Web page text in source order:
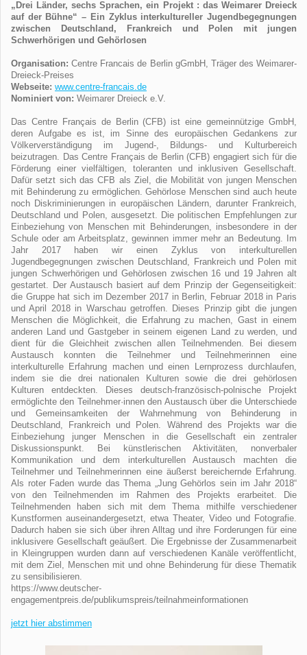
„Drei Länder, sechs Sprachen, ein Projekt : das Weimarer Dreieck
auf der Bühne“ – Ein Zyklus interkultureller Jugendbegegnungen
zwischen Deutschland, Frankreich und Polen mit jungen
Schwerhörigen und Gehörlosen
Organisation: Centre Francais de Berlin gGmbH, Träger des Weimarer-
Dreieck-Preises
Webseite: www.centre-francais.de
Nominiert von: Weimarer Dreieck e.V.
Das Centre Français de Berlin (CFB) ist eine gemeinnützige GmbH,
deren Aufgabe es ist, im Sinne des europäischen Gedankens zur
Völkerverständigung im Jugend-, Bildungs- und Kulturbereich
beizutragen. Das Centre Français de Berlin (CFB) engagiert sich für die
Förderung einer vielfältigen, toleranten und inklusiven Gesellschaft.
Dafür setzt sich das CFB als Ziel, die Mobilität von jungen Menschen
mit Behinderung zu ermöglichen. Gehörlose Menschen sind auch heute
noch Diskriminierungen in europäischen Ländern, darunter Frankreich,
Deutschland und Polen, ausgesetzt. Die politischen Empfehlungen zur
Einbeziehung von Menschen mit Behinderungen, insbesondere in der
Schule oder am Arbeitsplatz, gewinnen immer mehr an Bedeutung. Im
Jahr 2017 haben wir einen Zyklus von interkulturellen
Jugendbegegnungen zwischen Deutschland, Frankreich und Polen mit
jungen Schwerhörigen und Gehörlosen zwischen 16 und 19 Jahren alt
gestartet. Der Austausch basiert auf dem Prinzip der Gegenseitigkeit:
die Gruppe hat sich im Dezember 2017 in Berlin, Februar 2018 in Paris
und April 2018 in Warschau getroffen. Dieses Prinzip gibt die jungen
Menschen die Möglichkeit, die Erfahrung zu machen, Gast in einem
anderen Land und Gastgeber in seinem eigenen Land zu werden, und
dient für die Gleichheit zwischen allen Teilnehmenden. Bei diesem
Austausch konnten die Teilnehmer und Teilnehmerinnen eine
interkulturelle Erfahrung machen und einen Lernprozess durchlaufen,
indem sie die drei nationalen Kulturen sowie die drei gehörlosen
Kulturen entdeckten. Dieses deutsch-französisch-polnische Projekt
ermöglichte den Teilnehmer·innen den Austausch über die Unterschiede
und Gemeinsamkeiten der Wahrnehmung von Behinderung in
Deutschland, Frankreich und Polen. Während des Projekts war die
Einbeziehung junger Menschen in die Gesellschaft ein zentraler
Diskussionspunkt. Bei künstlerischen Aktivitäten, nonverbaler
Kommunikation und dem interkulturellen Austausch machten die
Teilnehmer und Teilnehmerinnen eine äußerst bereichernde Erfahrung.
Als roter Faden wurde das Thema „Jung Gehörlos sein im Jahr 2018“
von den Teilnehmenden im Rahmen des Projekts erarbeitet. Die
Teilnehmenden haben sich mit dem Thema mithilfe verschiedener
Kunstformen auseinandergesetzt, etwa Theater, Video und Fotografie.
Dadurch haben sie sich über ihren Alltag und ihre Forderungen für eine
inklusivere Gesellschaft geäußert. Die Ergebnisse der Zusammenarbeit
in Kleingruppen wurden dann auf verschiedenen Kanäle veröffentlicht,
mit dem Ziel, Menschen mit und ohne Behinderung für diese Thematik
zu sensibilisieren.
https://www.deutscher-
engagementpreis.de/publikumspreis/teilnahmeinformationen
jetzt hier abstimmen